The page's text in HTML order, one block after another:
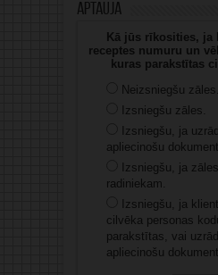
Aptauja
Kā jūs rīkosities, ja
receptes numuru un
kuras parakstītas
Neizsniegšu zāles.
Izsniegšu zāles.
Izsniegšu, ja
apliecinošu
Izsniegšu, ja
radiniekam.
Izsniegšu, ja
cilvēka personas
parakstītas, vai
apliecinošu